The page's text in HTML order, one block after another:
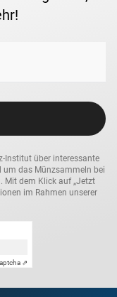
Institut über interessante
um das Münzsammeln bei
Mit dem Klick auf „Jetzt
im Rahmen unserer
⇗